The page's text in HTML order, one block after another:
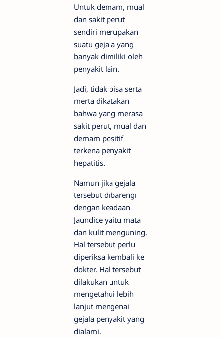
Untuk demam, mual
dan sakit perut
sendiri merupakan
suatu gejala yang
banyak dimiliki oleh
penyakit lain.
Jadi, tidak bisa serta
merta dikatakan
bahwa yang merasa
sakit perut, mual dan
demam positif
terkena penyakit
hepatitis.
Namun jika gejala
tersebut dibarengi
dengan keadaan
Jaundice yaitu mata
dan kulit menguning.
Hal tersebut perlu
diperiksa kembali ke
dokter. Hal tersebut
dilakukan untuk
mengetahui lebih
lanjut mengenai
gejala penyakit yang
dialami.